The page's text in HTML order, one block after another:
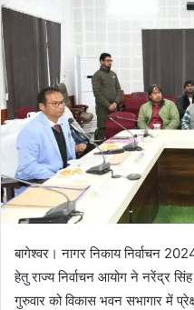
बागेश्वर। नागर निकाय
हेतु राज्य निर्वाचन आयोग ने नरेंद्र
गुरुवार को विकास भवन सभागार में